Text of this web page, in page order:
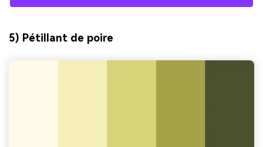
5) Pétillant de poire